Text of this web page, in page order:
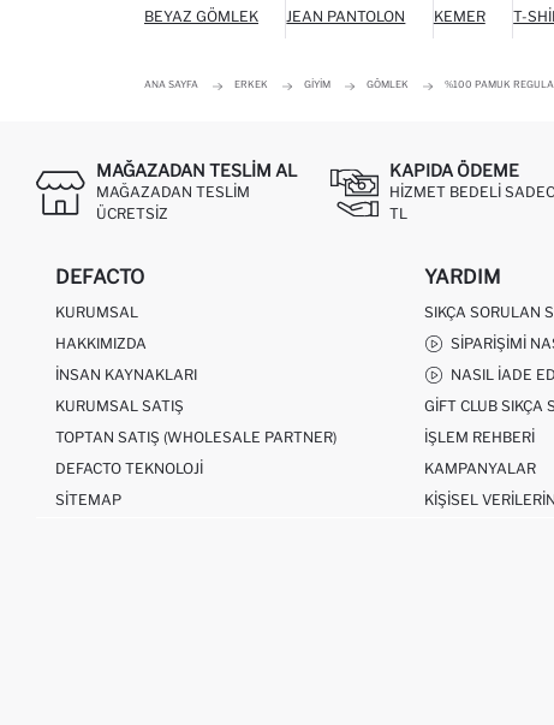
BEYAZ GÖMLEK JEAN PANTOLON KEMER T-
ANA SAYFA ERKEK GIYIM GÖMLEK %100 PAMUK
MAĞAZADAN TESLIM AL
MAĞAZADAN TESLIM
ÜCRETSIZ
KAPIDA ÖDEME
HIZMET BEDELI
TL
DEFACTO
KURUMSAL
HAKKIMIZDA
İNSAN KAYNAKLARI
KURUMSAL SATIŞ
TOPTAN SATIŞ (WHOLESALE PARTNER)
DEFACTO TEKNOLOJI
SITEMAP
YARDIM
SIKÇA SORULAN
SIPARIŞIMI
NASIL İADE
GIFT CLUB SIKÇA
İŞLEM REHBERI
KAMPANYALAR
KIŞISEL